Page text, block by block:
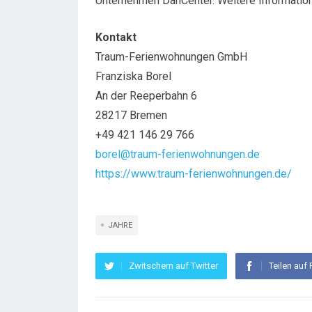
Kontakt
Traum-Ferienwohnungen GmbH
Franziska Borel
An der Reeperbahn 6
28217 Bremen
+49 421 146 29 766
borel@traum-ferienwohnungen.de
https://www.traum-ferienwohnungen.de/
JAHRE
Zwitschern auf Twitter Teilen auf